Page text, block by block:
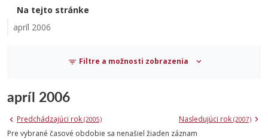
Na tejto stránke
apríl 2006
Filtre a možnosti zobrazenia
apríl 2006
Predchádzajúci rok (2005) Nasledujúci rok (2007)
Pre vybrané časové obdobie sa nenašiel žiaden záznam